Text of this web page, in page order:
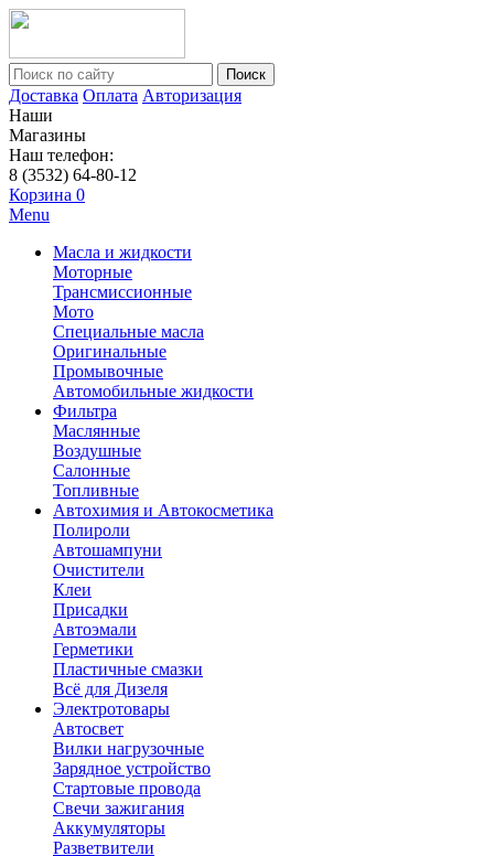
Поиск
Доставка Оплата Авторизация
Наши
Магазины
Наш телефон:
8 (3532) 64-80-12
Корзина 0
Menu
Масла и жидкости
Моторные
Трансмиссионные
Мото
Специальные масла
Оригинальные
Промывочные
Автомобильные жидкости
Фильтра
Маслянные
Воздушные
Салонные
Топливные
Автохимия и Автокосметика
Полироли
Автошампуни
Очистители
Клеи
Присадки
Автоэмали
Герметики
Пластичные смазки
Всё для Дизеля
Электротовары
Автосвет
Вилки нагрузочные
Зарядное устройство
Стартовые провода
Свечи зажигания
Аккумуляторы
Разветвители